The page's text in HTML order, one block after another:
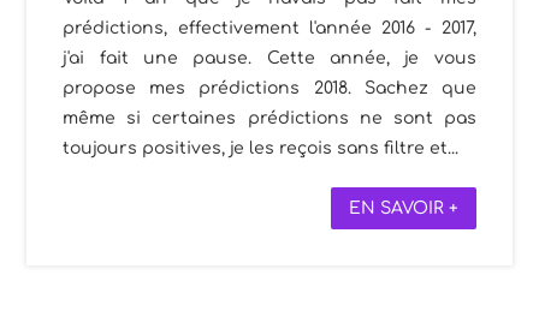
prédictions, effectivement l'année 2016 - 2017,
j'ai fait une pause. Cette année, je vous
propose mes prédictions 2018. Sachez que
même si certaines prédictions ne sont pas
toujours positives, je les reçois sans filtre et...
EN SAVOIR +